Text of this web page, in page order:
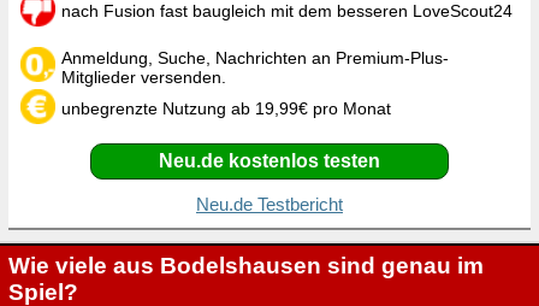
nach Fusion fast baugleich mit dem besseren LoveScout24
Anmeldung, Suche, Nachrichten an Premium-Plus-
Mitglieder versenden.
unbegrenzte Nutzung ab 19,99€ pro Monat
Neu.de kostenlos testen
Neu.de Testbericht
Wie viele aus Bodelshausen sind genau im
Spiel?